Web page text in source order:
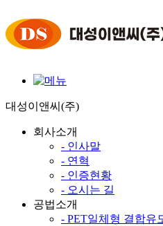
대성이앤씨(주)
회사소개
- 인사말
- 연혁
- 인증현황
- 오시는 길
공법소개
- PET일체형 결합유